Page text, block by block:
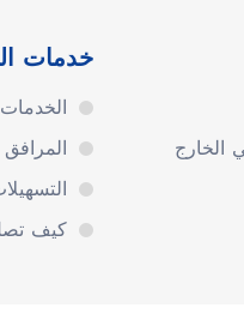
الخارج
خدمات
كيف